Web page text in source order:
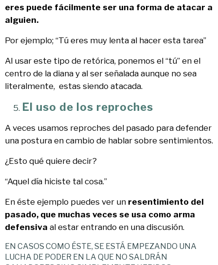
eres puede fácilmente ser una forma de atacar a
alguien.
Por ejemplo; “Tú eres muy lenta al hacer esta tarea”
Al usar este tipo de retórica, ponemos el “tú” en el
centro de la diana y al ser señalada aunque no sea
literalmente, estas siendo atacada.
El uso de los reproches
A veces usamos reproches del pasado para defender
una postura en cambio de hablar sobre sentimientos.
¿Esto qué quiere decir?
“Aquel día hiciste tal cosa.”
En éste ejemplo puedes ver un resentimiento del
pasado, que muchas veces se usa como arma
defensiva al estar entrando en una discusión.
EN CASOS COMO ÉSTE, SE ESTÁ EMPEZANDO UNA
LUCHA DE PODER EN LA QUE NO SALDRÁN